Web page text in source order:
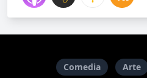
Comedia Arte